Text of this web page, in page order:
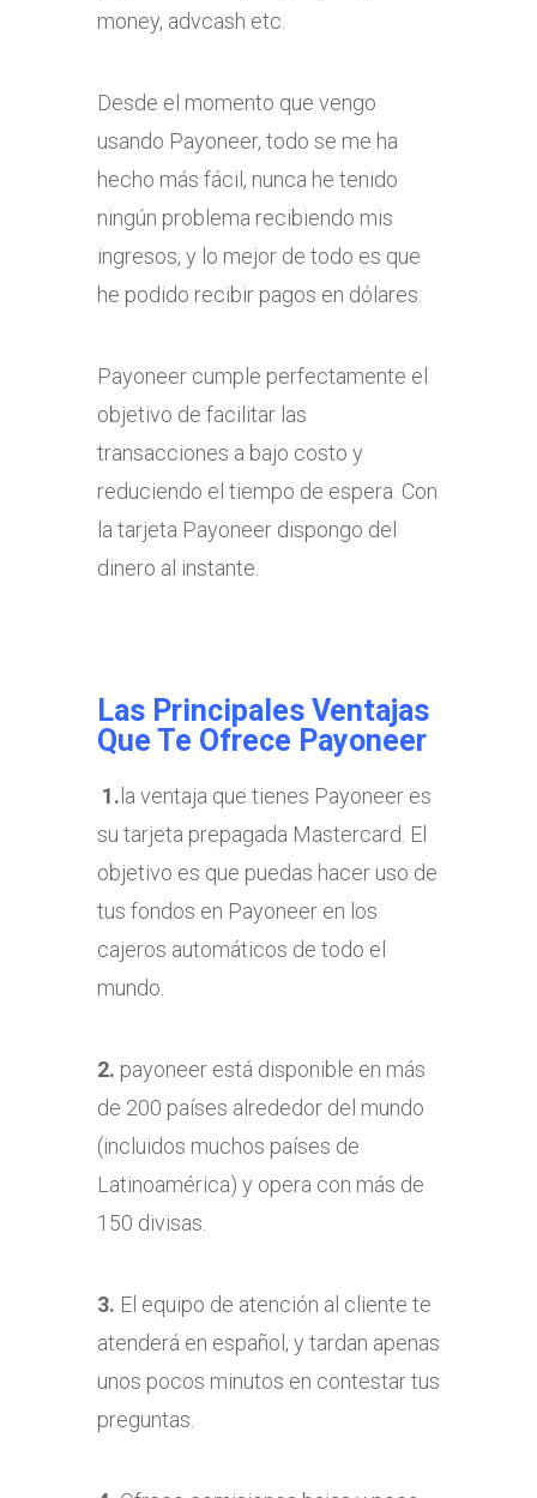
money, advcash etc.
Desde el momento que vengo
usando Payoneer, todo se me ha
hecho más fácil, nunca he tenido
ningún problema recibiendo mis
ingresos, y lo mejor de todo es que
he podido recibir pagos en dólares.
Payoneer cumple perfectamente el
objetivo de facilitar las
transacciones a bajo costo y
reduciendo el tiempo de espera. Con
la tarjeta Payoneer dispongo del
dinero al instante.
Las Principales Ventajas
Que Te Ofrece Payoneer
1. la ventaja que tienes Payoneer es
su tarjeta prepagada Mastercard. El
objetivo es que puedas hacer uso de
tus fondos en Payoneer en los
cajeros automáticos de todo el
mundo.
2. payoneer está disponible en más
de 200 países alrededor del mundo
(incluidos muchos países de
Latinoamérica) y opera con más de
150 divisas.
3. El equipo de atención al cliente te
atenderá en español, y tardan apenas
unos pocos minutos en contestar tus
preguntas.